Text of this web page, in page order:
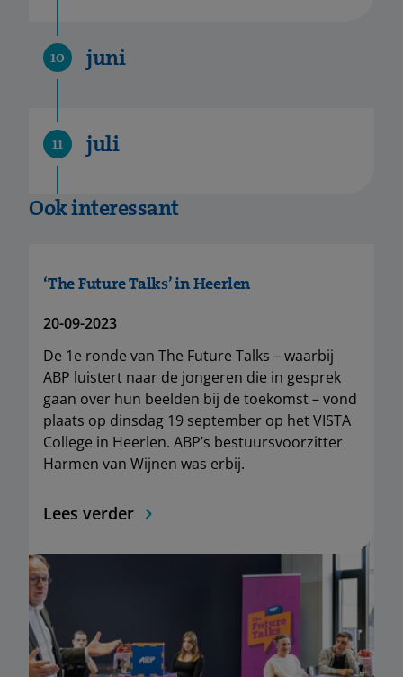
10 juni
11 juli
Ook interessant
‘The Future Talks’ in Heerlen
20-09-2023
De 1e ronde van The Future Talks – waarbij
ABP luistert naar de jongeren die in gesprek
gaan over hun beelden bij de toekomst – vond
plaats op dinsdag 19 september op het VISTA
College in Heerlen. ABP’s bestuursvoorzitter
Harmen van Wijnen was erbij.
Lees verder